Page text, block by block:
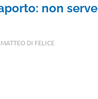
non serve
MATTEO DI FELICE